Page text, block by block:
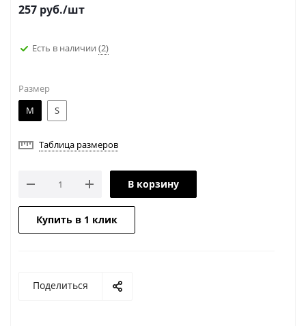
257 руб./шт
Есть в наличии (2)
Размер
M
S
Таблица размеров
В корзину
Купить в 1 клик
Поделиться